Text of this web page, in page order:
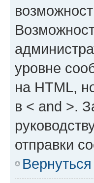
уровне
на HTML,
в < and >.
отправки